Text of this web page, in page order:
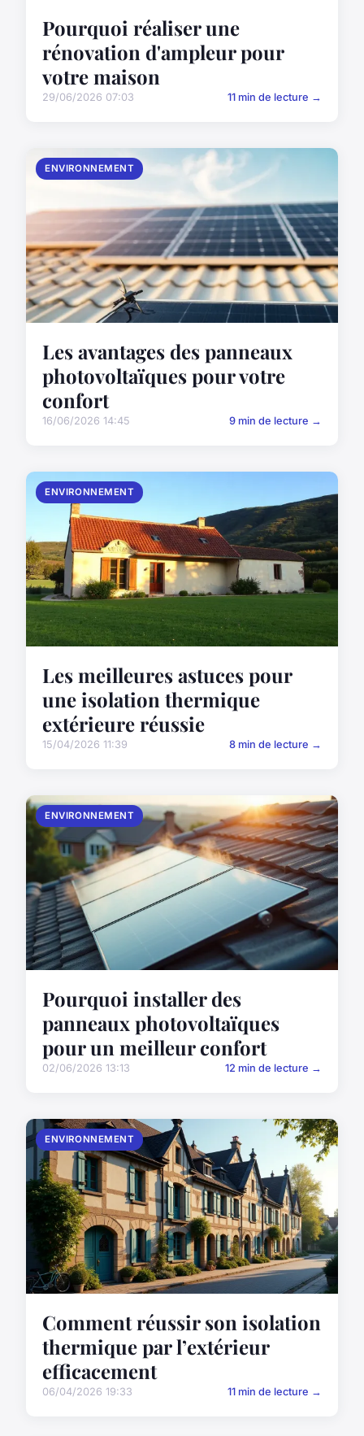
Pourquoi réaliser une
rénovation d'ampleur pour
votre maison
29/06/2026 07:03 11 min de lecture →
ENVIRONNEMENT
Les avantages des panneaux
photovoltaïques pour votre
confort
16/06/2026 14:45 9 min de lecture →
ENVIRONNEMENT
Les meilleures astuces pour
une isolation thermique
extérieure réussie
15/04/2026 11:39 8 min de lecture →
ENVIRONNEMENT
Pourquoi installer des
panneaux photovoltaïques
pour un meilleur confort
02/06/2026 13:13 12 min de lecture →
ENVIRONNEMENT
Comment réussir son isolation
thermique par l’extérieur
efficacement
06/04/2026 19:33 11 min de lecture →